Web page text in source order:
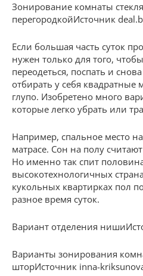
Зонирование комнаты
перегородкойИсточник
Если большая часть суток
нужен только для того,
переодеться, поспать и
отбирать у себя квадратные
глупо. Изобретено много
которые легко убрать или
Например, спальное место
матрасе. Сон на полу
Но именно так спит
высокотехнологичных
кукольных квартирках пол
разное время суток.
Вариант отделения
Варианты зонирования
шторИсточник inna-